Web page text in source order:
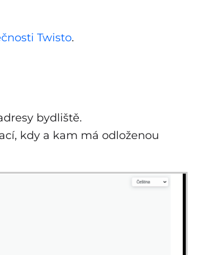
Twisto.
bydliště.
kdy a kam má odloženou